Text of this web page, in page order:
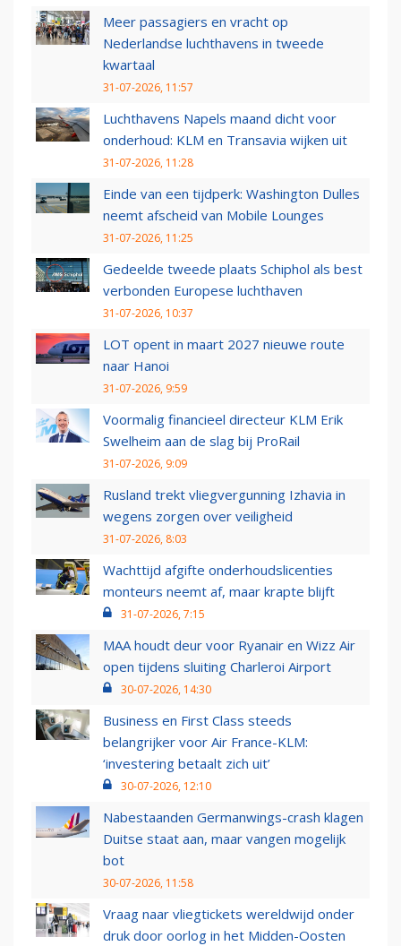
Meer passagiers en vracht op
Nederlandse luchthavens in tweede
kwartaal
31-07-2026, 11:57
Luchthavens Napels maand dicht voor
onderhoud: KLM en Transavia wijken uit
31-07-2026, 11:28
Einde van een tijdperk: Washington Dulles
neemt afscheid van Mobile Lounges
31-07-2026, 11:25
Gedeelde tweede plaats Schiphol als best
verbonden Europese luchthaven
31-07-2026, 10:37
LOT opent in maart 2027 nieuwe route
naar Hanoi
31-07-2026, 9:59
Voormalig financieel directeur KLM Erik
Swelheim aan de slag bij ProRail
31-07-2026, 9:09
Rusland trekt vliegvergunning Izhavia in
wegens zorgen over veiligheid
31-07-2026, 8:03
Wachttijd afgifte onderhoudslicenties
monteurs neemt af, maar krapte blijft
31-07-2026, 7:15
MAA houdt deur voor Ryanair en Wizz Air
open tijdens sluiting Charleroi Airport
30-07-2026, 14:30
Business en First Class steeds
belangrijker voor Air France-KLM:
‘investering betaalt zich uit’
30-07-2026, 12:10
Nabestaanden Germanwings-crash klagen
Duitse staat aan, maar vangen mogelijk
bot
30-07-2026, 11:58
Vraag naar vliegtickets wereldwijd onder
druk door oorlog in het Midden-Oosten